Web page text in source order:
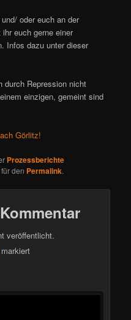
oder euch an der
euch gerne einer
Infos dazu unter dieser
durch Repression nicht
einzigen, gemeint sind
Görlitz!
Prozessberichte
den Permalink.
veröffentlicht.
markiert